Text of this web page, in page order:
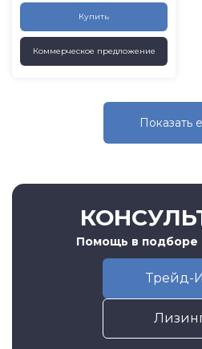
Купить
Коммерческое предложение
Показать
Помощь в подборе
Трейд-